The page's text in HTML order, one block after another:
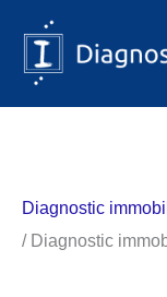
contenu
Diagnostic
/ Diagnostic